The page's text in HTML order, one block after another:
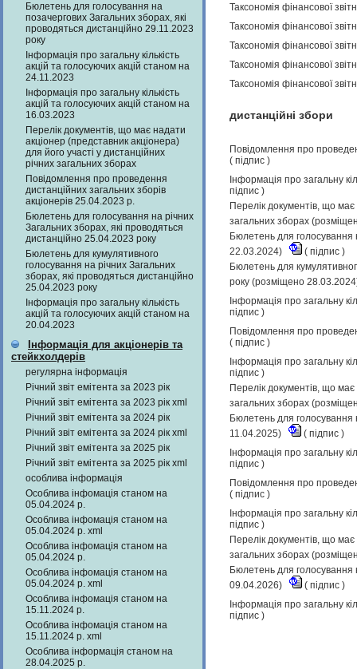
Бюлетень для голосування на
позачергових Загальних зборах, які
проводяться дистанційно 29.11.2023
року
Інформація про загальну кількість
акцій та голосуючих акцій станом на
24.11.2023
Інформація про загальну кількість
акцій та голосуючих акцій станом на
16.03.2023
Перелік документів, що має надати
акціонер (представник акціонера)
для його участі у дистанційних
річних загальних зборах
Повідомлення про проведення
дистанційних загальних зборів
акціонерів 25.04.2023 р.
Бюлетень для голосування на річних
Загальних зборах, які проводяться
дистанційно 25.04.2023 року
Бюлетень для кумулятивного
голосування на річних Загальних
зборах, які проводяться дистанційно
25.04.2023 року
Інформація про загальну кількість
акцій та голосуючих акцій станом на
20.04.2023
Інформація для акціонерів та
стейкхолдерів
регулярна інформація
Річний звіт емітента за 2023 рік
Річний звіт емітента за 2023 рік xml
Річний звіт емітента за 2024 рік
Річний звіт емітента за 2024 рік xml
Річний звіт емітента за 2025 рік
Річний звіт емітента за 2025 рік xml
особлива інформація
Особлива інфомація станом на
05.04.2024 р.
Особлива інфомація станом на
05.04.2024 р. xml
Особлива інфомація станом на
05.04.2024 р.
Особлива інфомація станом на
05.04.2024 р. xml
Особлива інфомація станом на
15.11.2024 р.
Особлива інфомація станом на
15.11.2024 р. xml
Особлива інформація станом на
28.04.2025 р.
Таксономія фінансової
Таксономія фінансової
Таксономія фінансової
Таксономія фінансової
Таксономія фінансової
дистанційні збори
Повідомлення про
( підпис )
Інформація про загальну
підпис )
Перелік документів, що
загальних зборах
Бюлетень для голосування
22.03.2024)
( підпис )
Бюлетень для
року (розміщено
Інформація про загальну
підпис )
Повідомлення про
( підпис )
Інформація про загальну
підпис )
Перелік документів, що
загальних зборах
Бюлетень для голосування
11.04.2025)
( підпис )
Інформація про загальну
підпис )
Повідомлення про
( підпис )
Інформація про загальну
підпис )
Перелік документів, що
загальних зборах
Бюлетень для голосування
09.04.2026)
( підпис )
Інформація про загальну
підпис )